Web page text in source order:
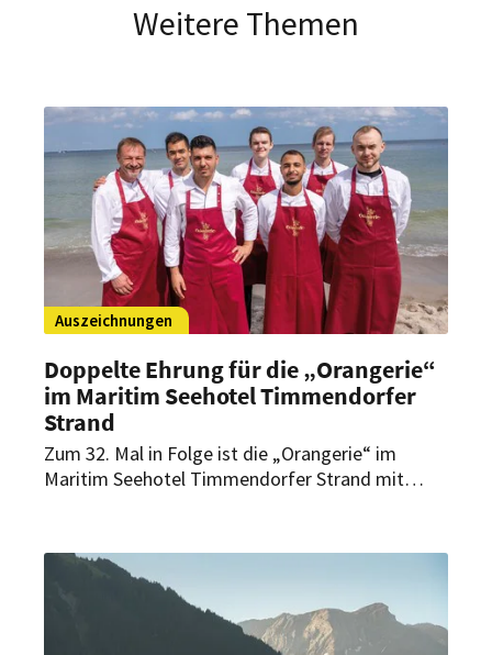
Weitere Themen
Auszeichnungen
Doppelte Ehrung für die „Orangerie“
im Maritim Seehotel Timmendorfer
Strand
Zum 32. Mal in Folge ist die „Orangerie“ im
Maritim Seehotel Timmendorfer Strand mit
Restaurantleiter Ralf Brönner erstmals zu den
„Top50“ Sommeliers Deutschlands.